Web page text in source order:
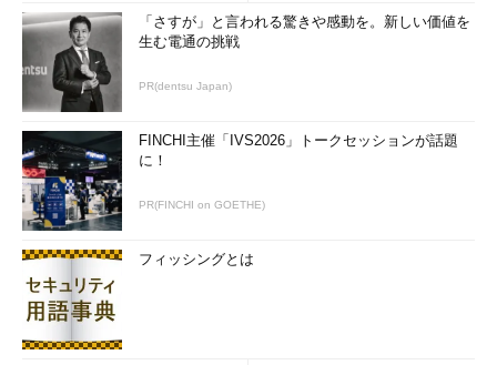
「さすが」と言われる驚きや感動を。新しい価値を
生む電通の挑戦
PR(dentsu Japan)
FINCHI主催「IVS2026」トークセッションが話題
に！
PR(FINCHI on GOETHE)
フィッシングとは